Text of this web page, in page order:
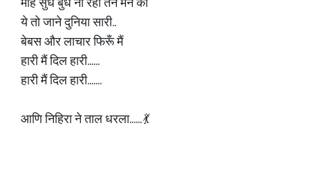
ये तो जाने दुनिया सारी..
बेबस और लाचार फिरूँ मैं
हारी मैं दिल हारी......
हारी मैं दिल हारी.......
आणि निहिरा ने ताल धरला...... 💃